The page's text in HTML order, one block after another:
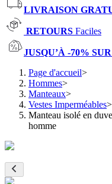
LIVRAISON
RETOURS Faciles
JUSQU’À -70% SUR
Page d'accueil>
Hommes>
Manteaux>
Vestes Imperméables>
Manteau isolé en
homme